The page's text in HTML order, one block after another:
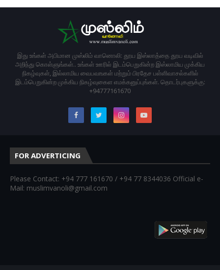
இது உங்கள் அபிமான முஸ்லிம் வானொலி: தூய இஸ்லாத்தை தூய வடிவில்
அறிந்து கொள்ளுங்கள்.. உங்கள் ஊரில் இடம்பெறுகின்ற இஸ்லாமிய முக்கிய
நிகழ்வுகள், இல்லாமிய வைபவஙகள் மற்றும் பிரதேச பள்ளிவாசல்களில்
இடம்பெறுகின்ற முக்கிய நிகழ்வுகைள எமக்கனுப்புங்கள். தொடர்புகளுக்கு:
+94777161670
FOR ADVERTICING
Please Contact: +94 777 161670 / +94 77 8344036 Official e-
Mail: muslimvanoli@gmail.com